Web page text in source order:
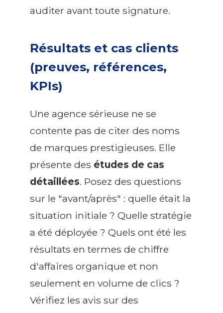
auditer avant toute signature.
Résultats et cas clients
(preuves, références,
KPIs)
Une agence sérieuse ne se
contente pas de citer des noms
de marques prestigieuses. Elle
présente des études de cas
détaillées. Posez des questions
sur le "avant/après" : quelle était la
situation initiale ? Quelle stratégie
a été déployée ? Quels ont été les
résultats en termes de chiffre
d'affaires organique et non
seulement en volume de clics ?
Vérifiez les avis sur des